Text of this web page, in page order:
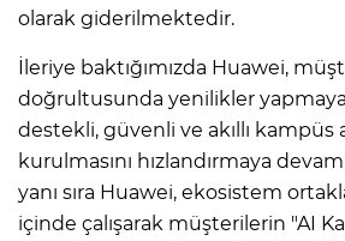
olarak giderilmektedir.
İleriye baktığımızda Huawei,
doğrultusunda yenilikler
destekli, güvenli ve akıllı kampüs
kurulmasını hızlandırmaya
yanı sıra Huawei, ekosistem
içinde çalışarak müşterilerin "AI